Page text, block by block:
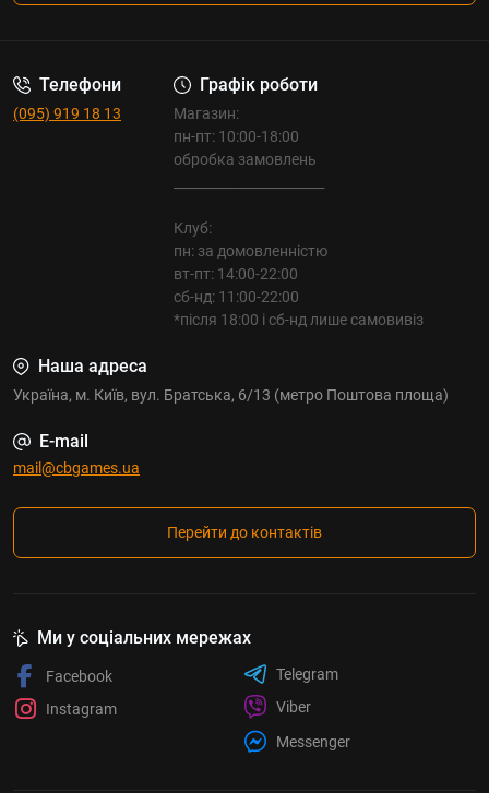
Телефони
(095) 919 18 13
Графік роботи
Магазин:
пн-пт: 10:00-18:00
обробка замовлень
Клуб:
пн: за домовленністю
вт-пт: 14:00-22:00
сб-нд: 11:00-22:00
*після 18:00 і сб-нд лише самовивіз
Наша адреса
Україна, м. Київ, вул. Братська, 6/13 (метро Поштова площа)
E-mail
mail@cbgames.ua
Перейти до контактів
Ми у соціальних мережах
Facebook
Instagram
Telegram
Viber
Messenger